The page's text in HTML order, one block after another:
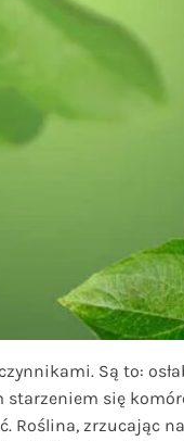
Są to:
starzeniem się
Roślina, zrzucając